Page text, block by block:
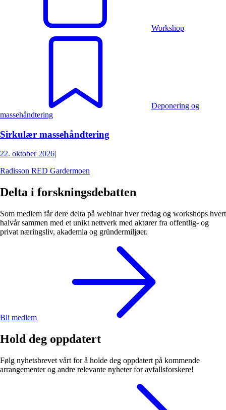
Workshop
Deponering og
massehåndtering
Sirkulær massehåndtering
22. oktober 2026|
Radisson RED Gardermoen
Delta i forskningsdebatten
Som medlem får dere delta på webinar hver fredag og workshops hvert
halvår sammen med et unikt nettverk med aktører fra offentlig- og
privat næringsliv, akademia og gründermiljøer.
Bli medlem
Hold deg oppdatert
Følg nyhetsbrevet vårt for å holde deg oppdatert på kommende
arrangementer og andre relevante nyheter for avfallsforskere!